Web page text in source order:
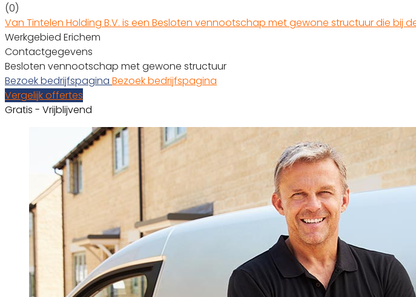
(0)
Van Tintelen Holding B.V. is een Besloten vennootschap met gewone structuur die bij
Werkgebied Erichem
Contactgegevens
Besloten vennootschap met gewone structuur
Bezoek bedrijfspagina Bezoek bedrijfspagina
Vergelijk offertes
Gratis - Vrijblijvend